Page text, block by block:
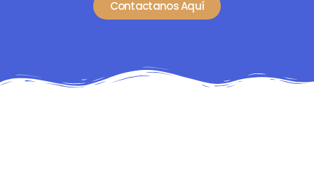
Contactanos Aquí